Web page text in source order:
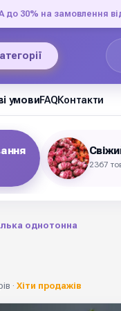
30% на замовлення
умовиFAQКонтакти
2367
однотонна
· Хіти продажів